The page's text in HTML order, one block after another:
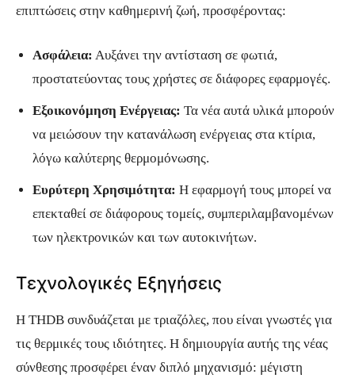
επιπτώσεις στην καθημερινή ζωή, προσφέροντας:
Ασφάλεια: Αυξάνει την αντίσταση σε φωτιά,
προστατεύοντας τους χρήστες σε διάφορες εφαρμογές.
Εξοικονόμηση Ενέργειας: Τα νέα αυτά υλικά μπορούν
να μειώσουν την κατανάλωση ενέργειας στα κτίρια,
λόγω καλύτερης θερμομόνωσης.
Ευρύτερη Χρησιμότητα: Η εφαρμογή τους μπορεί να
επεκταθεί σε διάφορους τομείς, συμπεριλαμβανομένων
των ηλεκτρονικών και των αυτοκινήτων.
Τεχνολογικές Εξηγήσεις
Η THDB συνδυάζεται με τριαζόλες, που είναι γνωστές για
τις θερμικές τους ιδιότητες. Η δημιουργία αυτής της νέας
σύνθεσης προσφέρει έναν διπλό μηχανισμό: μέγιστη